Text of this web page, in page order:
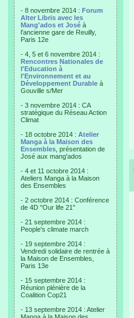
- 8 novembre 2014 : Forum
Alter Libris avec les
Mang'ados et José à
l'ancienne gare de Reuilly,
Paris 12e
- 4, 5 et 6 novembre 2014 :
Rencontres Nationales de
l'Education à
l'Environnement et au
Développement Durable à
Gouville s/Mer
- 3 novembre 2014 : CA
stratégique du Réseau Action
Climat
- 18 octobre 2014 : Atelier
Manga à la Maison des
Ensembles , présentation de
José aux mang'ados
- 4 et 11 octobre 2014 :
Ateliers Manga à la Maison
des Ensembles
- 2 octobre 2014 : Conférence
de 4D "Our life 21"
- 21 septembre 2014 :
People's climate march
- 19 septembre 2014 :
Vendredi solidaire de rentrée à
la Maison de Ensembles,
Paris 13e
- 15 septembre 2014 :
Réunion plénière de la
Coalition Cop21
- 13 septembre 2014 : Atelier